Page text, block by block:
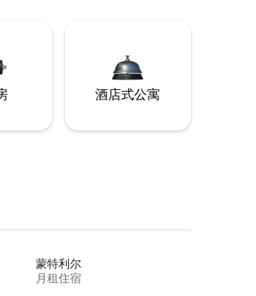
酒店式公寓
蒙特利尔
月租住宿